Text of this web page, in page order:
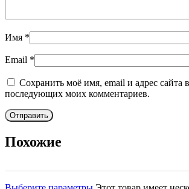
Имя *
Email *
Сохранить моё имя, email и адрес сайта
последующих моих комментариев.
Похожие